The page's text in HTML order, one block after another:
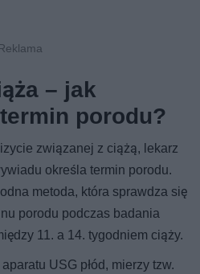
– jak
porodu?
związanej z ciążą, lekarz
określa termin porodu.
metoda, która sprawdza się
porodu podczas badania
11. a 14. tygodniem ciąży.
USG płód, mierzy tzw.